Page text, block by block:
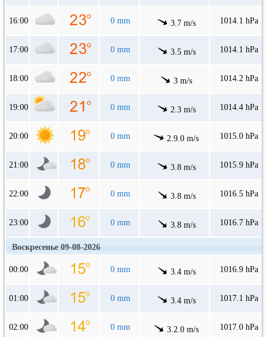
16:00 0 mm 3.7 m/s 1014.1 hPa
17:00 0 mm 3.5 m/s 1014.1 hPa
18:00 0 mm 3 m/s 1014.2 hPa
19:00 0 mm 2.3 m/s 1014.4 hPa
20:00 0 mm 2.9.0 m/s 1015.0 hPa
21:00 0 mm 3.8 m/s 1015.9 hPa
22:00 0 mm 3.8 m/s 1016.5 hPa
23:00 0 mm 3.8 m/s 1016.7 hPa
Воскресенье 09-08-2026
00:00 0 mm 3.4 m/s 1016.9 hPa
01:00 0 mm 3.4 m/s 1017.1 hPa
02:00 0 mm 3.2.0 m/s 1017.0 hPa